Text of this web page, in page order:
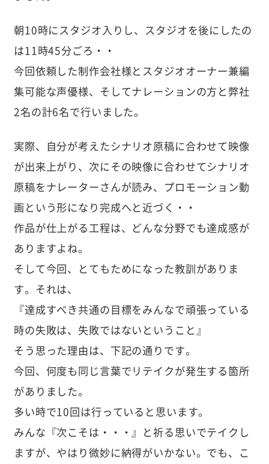
朝10時にスタジオ入りし、スタジオを後にしたの
は11時45分ごろ・・
今回依頼した制作会社様とスタジオオーナー兼編
集可能な声優様、そしてナレーションの方と弊社
2名の計6名で行いました。
実際、自分が考えたシナリオ原稿に合わせて映像
が出来上がり、次にその映像に合わせてシナリオ
原稿をナレーターさんが読み、プロモーション動
画という形になり完成へと近づく・・
作品が仕上がる工程は、どんな分野でも達成感が
ありますよね。
そして今回、とてもためになった教訓がありま
す。それは、
『達成すべき共通の目標をみんなで頑張っている
時の失敗は、失敗ではないということ』
そう思った理由は、下記の通りです。
今回、何度も同じ言葉でリテイクが発生する箇所
がありました。
多い時で10回は行っていると思います。
みんな『次こそは・・・』と祈る思いでテイクし
ますが、やはり微妙に納得がいかない。でも、こ